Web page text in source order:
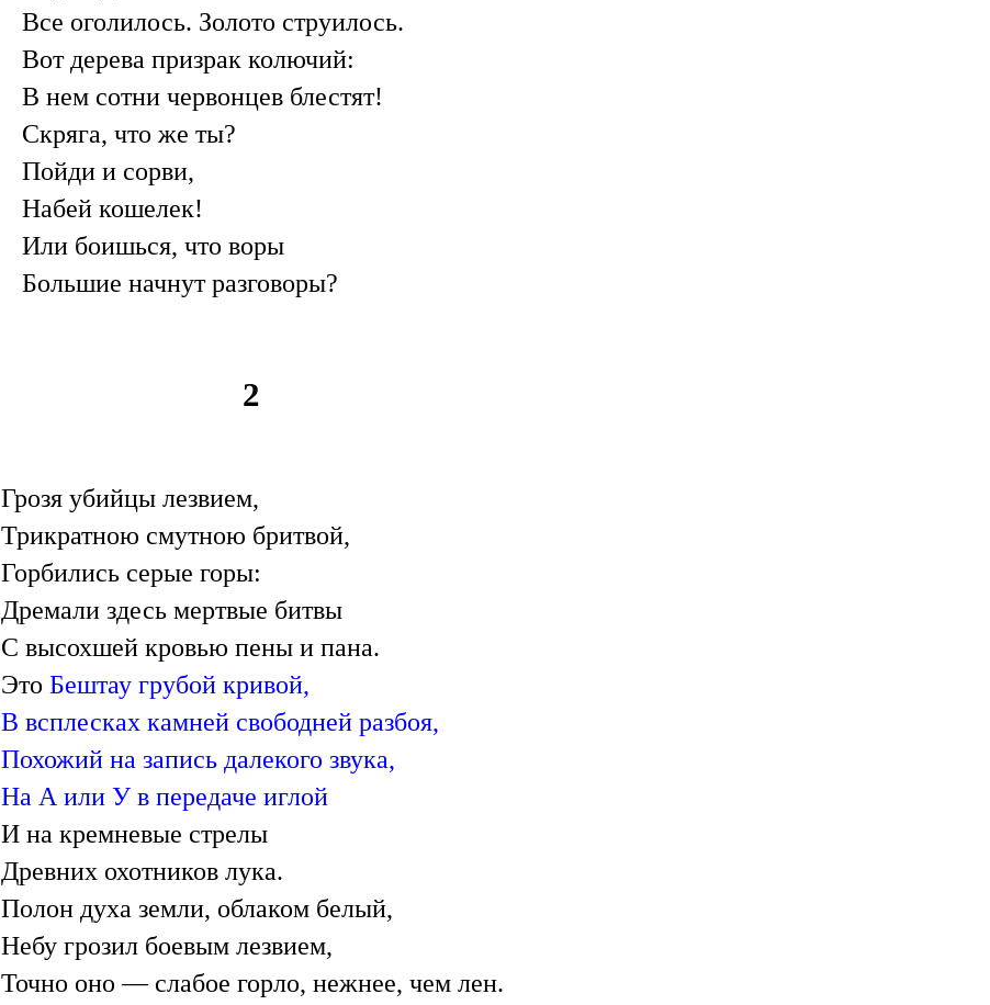
Все оголилось. Золото струилось.
Вот дерева призрак колючий:
В нем сотни червонцев блестят!
Скряга, что же ты?
Пойди и сорви,
Набей кошелек!
Или боишься, что воры
Большие начнут разговоры?
2
Грозя убийцы лезвием,
Трикратною смутною бритвой,
Горбились серые горы:
Дремали здесь мертвые битвы
С высохшей кровью пены и пана.
Это Бештау грубой кривой,
В всплесках камней свободней разбоя,
Похожий на запись далекого звука,
На А или У в передаче иглой
И на кремневые стрелы
Древних охотников лука.
Полон духа земли, облаком белый,
Небу грозил боевым лезвием,
Точно оно — слабое горло, нежнее, чем лен.